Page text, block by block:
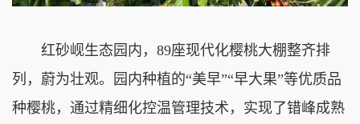
红砂岘生态园内，89座现代化樱桃大棚整齐排
列，蔚为壮观。园内种植的“美早”“早大果”等优质品
种樱桃，通过精细化控温管理技术，实现了错峰成熟